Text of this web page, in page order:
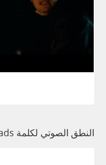
النطق الصوتي لكلمة Lads